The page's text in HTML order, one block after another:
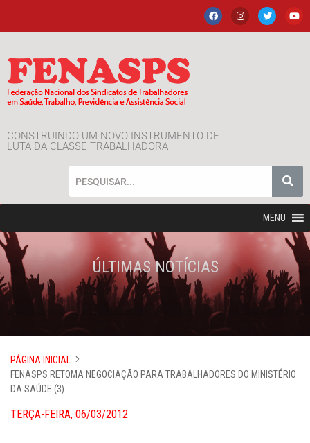
CONSTRUINDO UM NOVO INSTRUMENTO DE
LUTA DA CLASSE TRABALHADORA
MENU
ÚLTIMAS NOTÍCIAS
PÁGINA INICIAL
FENASPS RETOMA NEGOCIAÇÃO PARA TRABALHADORES DO MINISTÉRIO
DA SAÚDE (3)
TERÇA-FEIRA, 06/03/2012